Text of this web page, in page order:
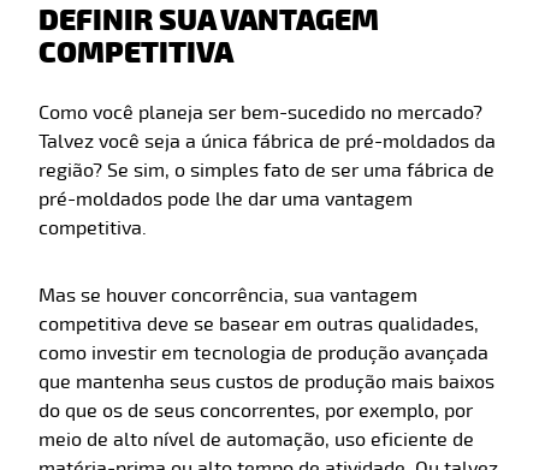
DEFINIR SUA VANTAGEM
COMPETITIVA
Como você planeja ser bem-sucedido no mercado?
Talvez você seja a única fábrica de pré-moldados da
região? Se sim, o simples fato de ser uma fábrica de
pré-moldados pode lhe dar uma vantagem
competitiva.
Mas se houver concorrência, sua vantagem
competitiva deve se basear em outras qualidades,
como investir em tecnologia de produção avançada
que mantenha seus custos de produção mais baixos
do que os de seus concorrentes, por exemplo, por
meio de alto nível de automação, uso eficiente de